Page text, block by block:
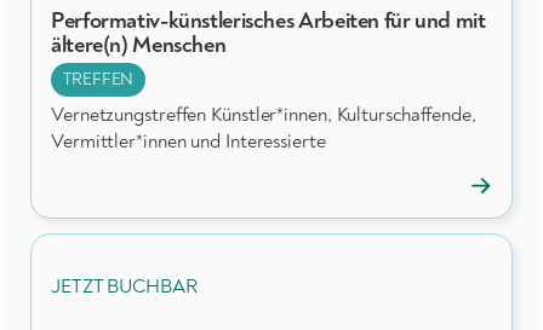
Performativ-künstlerisches Arbeiten für und mit
ältere(n) Menschen
TREFFEN
Vernetzungstreffen Künstler*innen, Kulturschaffende,
Vermittler*innen und Interessierte
öffnen
→
JETZT BUCHBAR